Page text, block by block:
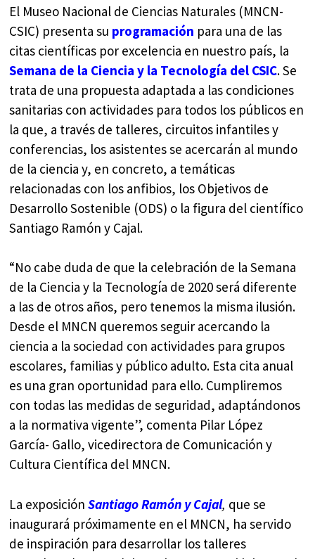
El Museo Nacional de Ciencias Naturales (MNCN-
CSIC) presenta su programación para una de las
citas científicas por excelencia en nuestro país, la
Semana de la Ciencia y la Tecnología del CSIC. Se
trata de una propuesta adaptada a las condiciones
sanitarias con actividades para todos los públicos en
la que, a través de talleres, circuitos infantiles y
conferencias, los asistentes se acercarán al mundo
de la ciencia y, en concreto, a temáticas
relacionadas con los anfibios, los Objetivos de
Desarrollo Sostenible (ODS) o la figura del científico
Santiago Ramón y Cajal.
“No cabe duda de que la celebración de la Semana
de la Ciencia y la Tecnología de 2020 será diferente
a las de otros años, pero tenemos la misma ilusión.
Desde el MNCN queremos seguir acercando la
ciencia a la sociedad con actividades para grupos
escolares, familias y público adulto. Esta cita anual
es una gran oportunidad para ello. Cumpliremos
con todas las medidas de seguridad, adaptándonos
a la normativa vigente”, comenta Pilar López
García- Gallo, vicedirectora de Comunicación y
Cultura Científica del MNCN.
La exposiciónSantiago Ramón y Cajal, que se
inaugurará próximamente en el MNCN, ha servido
de inspiración para desarrollar los talleres